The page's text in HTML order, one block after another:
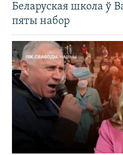
Беларуская школа ў
пяты набор